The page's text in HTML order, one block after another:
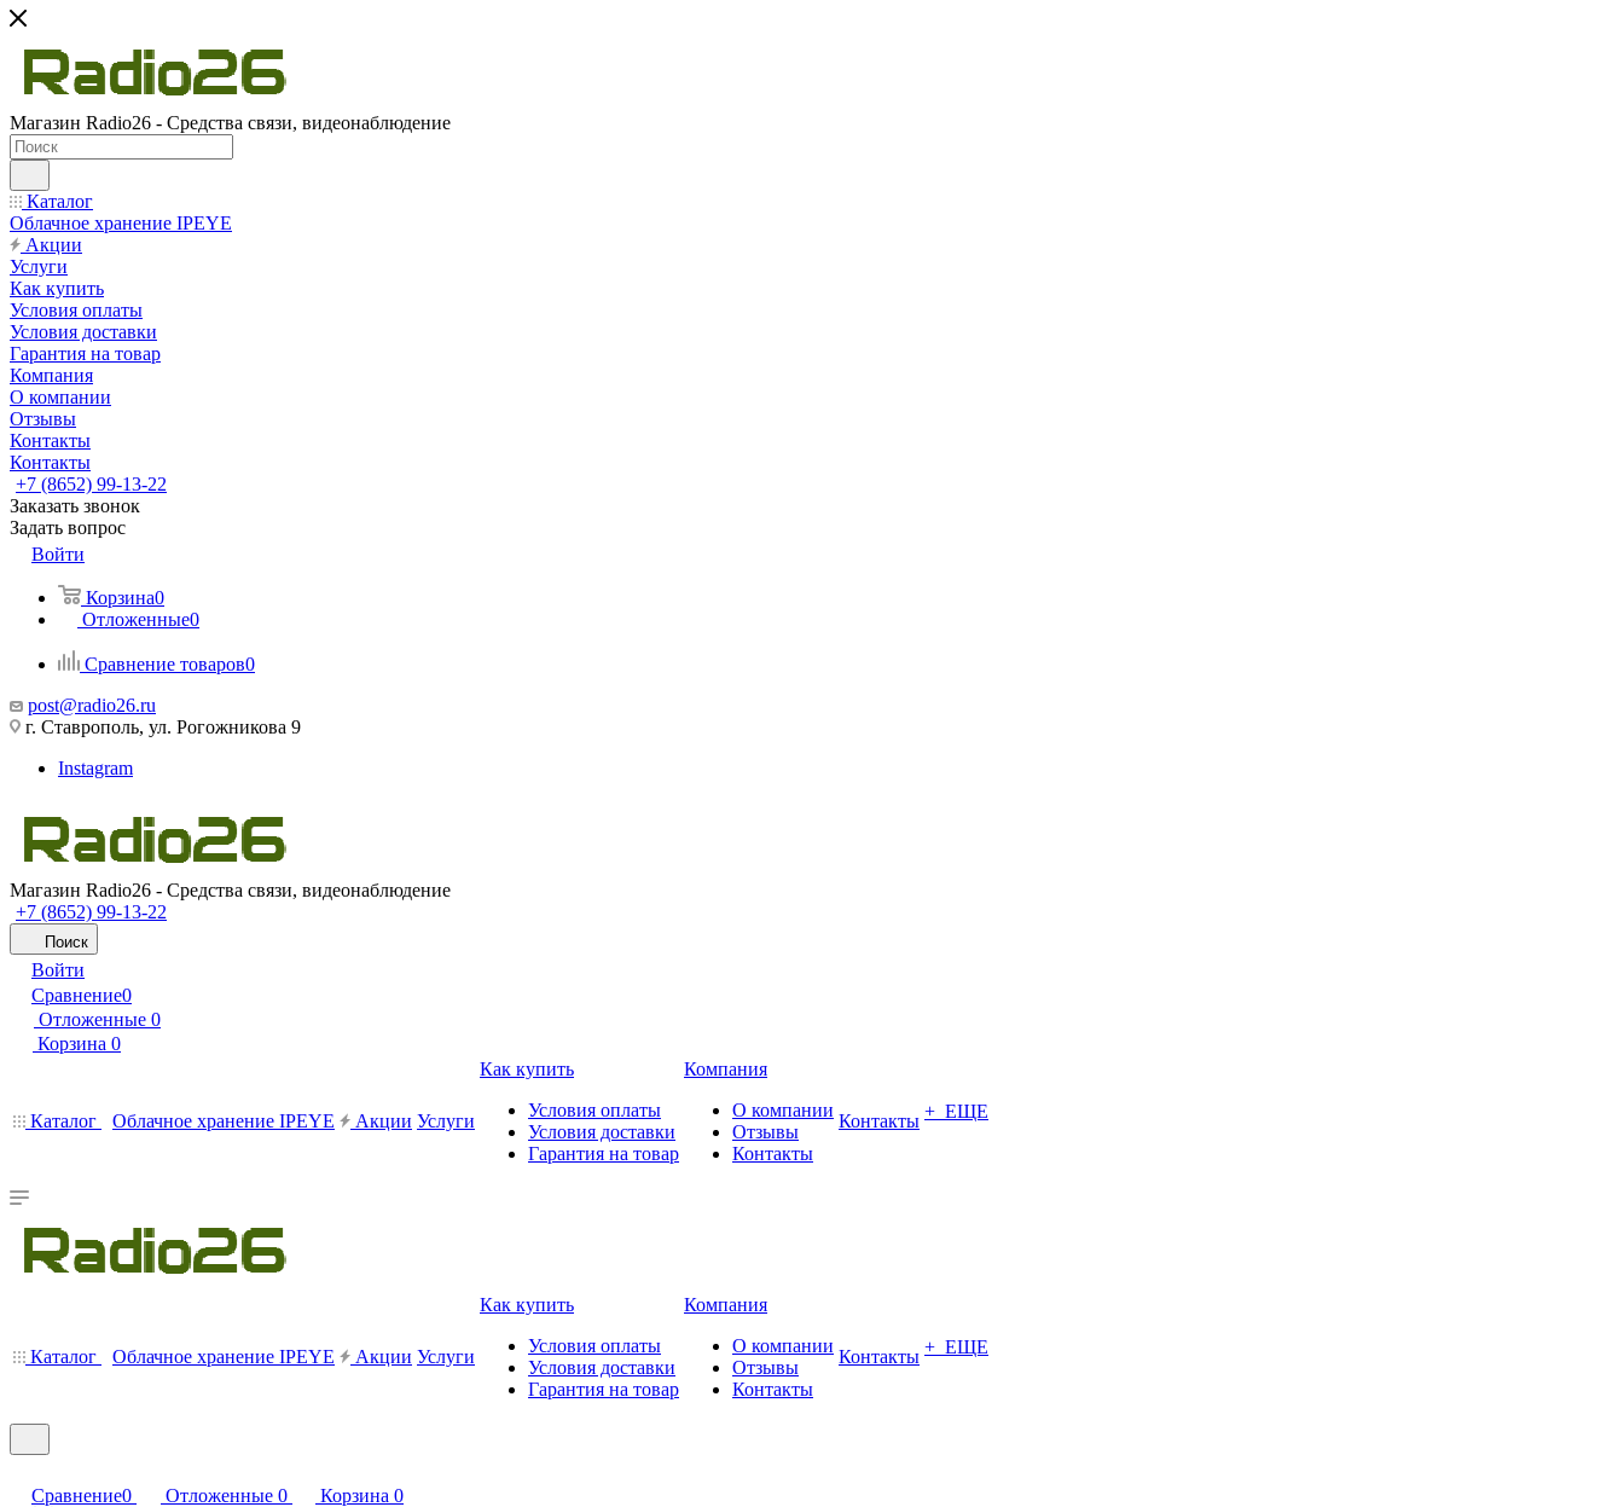
Магазин Radio26 - Средства связи, видеонаблюдение
Каталог
Облачное хранение IPEYE
Акции
Услуги
Как купить
Условия оплаты
Условия доставки
Гарантия на товар
Компания
О компании
Отзывы
Контакты
Контакты
+7 (8652) 99-13-22
Заказать звонок
Задать вопрос
Войти
Корзина0
Отложенные0
Сравнение товаров0
post@radio26.ru
г. Ставрополь, ул. Рогожникова 9
Instagram
Магазин Radio26 - Средства связи, видеонаблюдение
+7 (8652) 99-13-22
Поиск
Войти
Сравнение0
Отложенные 0
Корзина 0
Каталог Облачное хранение IPEYE Акции Услуги
Как купить
Условия оплаты
Условия доставки
Гарантия на товар
Компания
О компании
Отзывы
Контакты
Контакты + ЕЩЕ
Каталог Облачное хранение IPEYE Акции Услуги
Как купить
Условия оплаты
Условия доставки
Гарантия на товар
Компания
О компании
Отзывы
Контакты
Контакты + ЕЩЕ
Сравнение0 Отложенные 0 Корзина 0